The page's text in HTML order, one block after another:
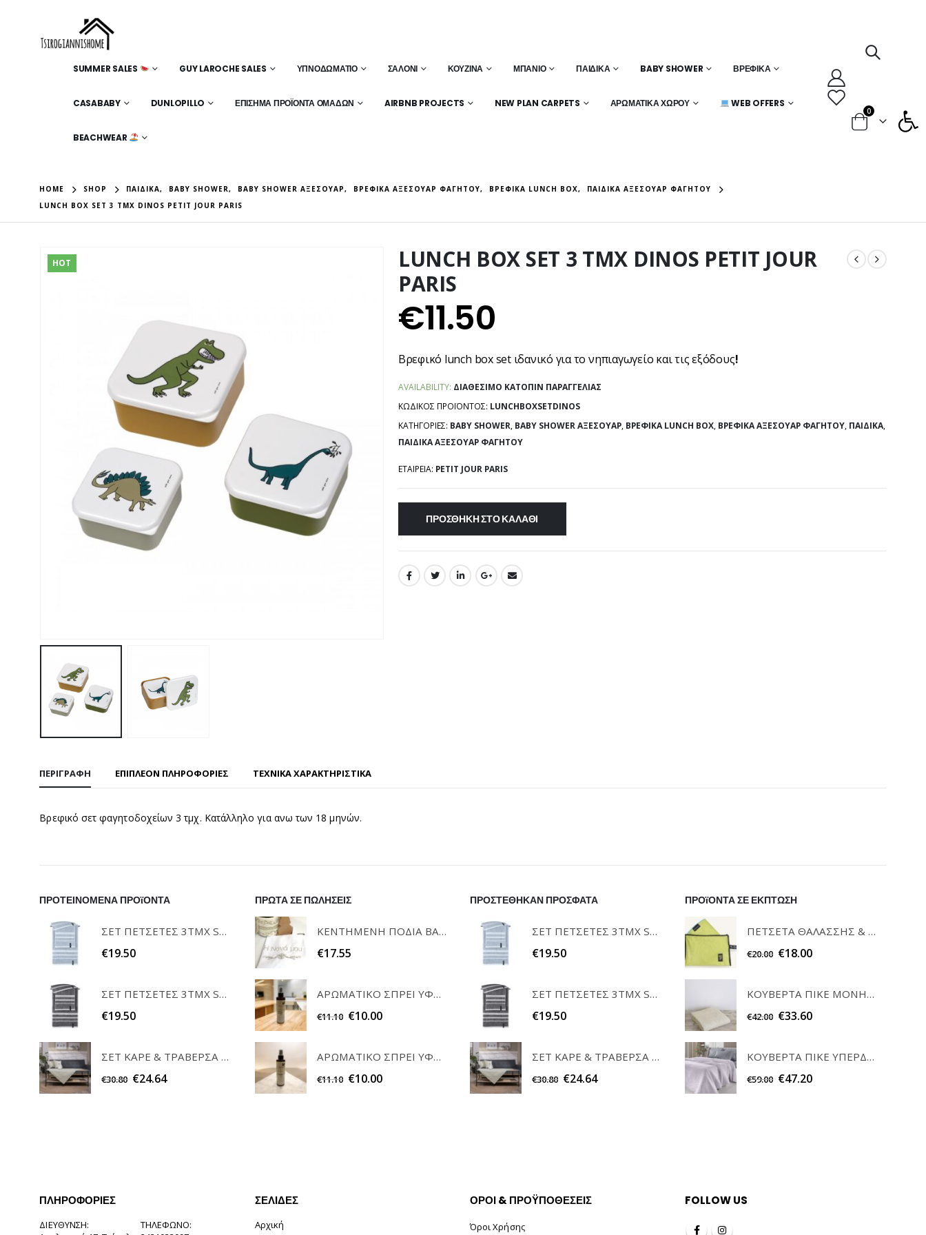
SUMMER SALES GUY LAROCHE SALES ΥΠΝΟΔΩΜΆΤΙΟ ΣΑΛΌΝΙ ΚΟΥΖΊΝΑ ΜΠΆΝΙΟ ΠΑΙΔΙΚΆ BABY SHOWER ΒΡΕΦΙΚΆ
CASABABY DUNLOPILLO ΕΠΊΣΗΜΑ ΠΡΟΪΌΝΤΑ ΟΜΆΔΩΝ AIRBNB PROJECTS NEW PLAN CARPETS ΑΡΩΜΑΤΙΚΆ ΧΏΡΟΥ WEB OFFERS
BEACHWEAR
0
HOME SHOP ΠΑΙΔΙΚΆ, BABY SHOWER, BABY SHOWER ΑΞΕΣΟΥΆΡ, ΒΡΕΦΙΚΆ ΑΞΕΣΟΥΆΡ ΦΑΓΗΤΟΎ, ΒΡΕΦΙΚΆ LUNCH BOX,
ΠΑΙΔΙΚΆ ΑΞΕΣΟΥΆΡ ΦΑΓΗΤΟΎ
LUNCH BOX SET 3 ΤΜΧ DINOS PETIT JOUR PARIS
HOT
LUNCH BOX SET 3 ΤΜΧ DINOS PETIT JOUR
PARIS
€11.50
Βρεφικό lunch box set ιδανικό για το νηπιαγωγείο και τις εξόδους!
AVAILABILITY: ΔΙΑΘΈΣΙΜΟ ΚΑΤΌΠΙΝ ΠΑΡΑΓΓΕΛΊΑΣ
ΚΩΔΙΚΌΣ ΠΡΟΪΌΝΤΟΣ: LUNCHBOXSETDINOS
ΚΑΤΗΓΟΡΊΕΣ: BABY SHOWER, BABY SHOWER ΑΞΕΣΟΥΆΡ, ΒΡΕΦΙΚΆ LUNCH BOX, ΒΡΕΦΙΚΆ ΑΞΕΣΟΥΆΡ ΦΑΓΗΤΟΎ, ΠΑΙΔΙΚΆ,
ΠΑΙΔΙΚΆ ΑΞΕΣΟΥΆΡ ΦΑΓΗΤΟΎ
ΕΤΑΙΡΕΊΑ: PETIT JOUR PARIS
ΠΡΟΣΘΉΚΗ ΣΤΟ ΚΑΛΆΘΙ
ΠΕΡΙΓΡΑΦΉ ΕΠΙΠΛΈΟΝ ΠΛΗΡΟΦΟΡΊΕΣ ΤΕΧΝΙΚΑ ΧΑΡΑΚΤΗΡΙΣΤΙΚΑ
Βρεφικό σετ φαγητοδοχείων 3 τμχ. Κατάλληλο για ανω των 18 μηνών.
ΠΡΟΤΕΙΝΟΜΕΝΑ ΠΡΟϊΟΝΤΑ
ΣΕΤ ΠΕΤΣΕΤΕΣ 3ΤΜΧ SOFRANO CIELO GUY LAROCHE
€19.50
ΣΕΤ ΠΕΤΣΕΤΕΣ 3ΤΜΧ SOFRANO ANTHRACITE GUY LAROCHE
€19.50
ΣΕΤ ΚΑΡΕ & ΤΡΑΒΕΡΣΑ PEONY 08 TEORAN HOME & MORE
€30.80 €24.64
ΠΡΩΤΑ ΣΕ ΠΩΛΗΣΕΙΣ
ΚΕΝΤΗΜΕΝΗ ΠΟΔΙΑ ΒΑΦΤΙΣΗΣ "Η ΝΟΝΑ ΜΟΥ" RAISON D'ETRE
€17.55
ΑΡΩΜΑΤΙΚΟ ΣΠΡΕΙ ΥΦΑΣΜΑΤΩΝ WHITE MUSK 200ml ELEGANT
€11.10 €10.00
ΑΡΩΜΑΤΙΚΟ ΣΠΡΕΙ ΥΦΑΣΜΑΤΩΝ POWDER 200ml ELEGANT
€11.10 €10.00
ΠΡΟΣΤΕΘΗΚΑΝ ΠΡΟΣΦΑΤΑ
ΣΕΤ ΠΕΤΣΕΤΕΣ 3ΤΜΧ SOFRANO CIELO GUY LAROCHE
€19.50
ΣΕΤ ΠΕΤΣΕΤΕΣ 3ΤΜΧ SOFRANO ANTHRACITE GUY LAROCHE
€19.50
ΣΕΤ ΚΑΡΕ & ΤΡΑΒΕΡΣΑ PEONY 08 TEORAN HOME & MORE
€30.80 €24.64
ΠΡΟϊΟΝΤΑ ΣΕ ΕΚΠΤΩΣΗ
ΠΕΤΣΕΤΑ ΘΑΛΑΣΣΗΣ & ΝΕΣΕΣΕΡ QUICK DRY SURF 03 FEEL & TOUCH
€20.00 €18.00
ΚΟΥΒΕΡΤΑ ΠΙΚΕ ΜΟΝΗ COMFY LIGHT BEIGE NIMA HOME
€42.00 €33.60
ΚΟΥΒΕΡΤΑ ΠΙΚΕ ΥΠΕΡΔΙΠΛΗ ETERNITY DUSTY PURPLE GUY LAROCHE
€59.00 €47.20
ΠΛΗΡΟΦΟΡΊΕΣ
ΔΙΕΎΘΥΝΣΗ:
ΤΗΛΈΦΩΝΟ:
ΣΕΛΊΔΕΣ
Αρχική
ΟΡΟΙ & ΠΡΟΫΠΟΘΕΣΕΙΣ
Όροι Χρήσης
FOLLOW US